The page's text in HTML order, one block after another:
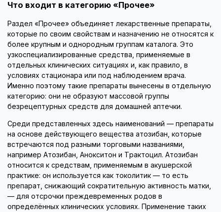
Что входит в категорию «Прочее»
Раздел «Прочее» объединяет лекарственные препараты,
которые по своим свойствам и назначению не относятся к
более крупным и однородным группам каталога. Это
узкоспециализированные средства, применяемые в
отдельных клинических ситуациях и, как правило, в
условиях стационара или под наблюдением врача.
Именно поэтому такие препараты вынесены в отдельную
категорию: они не образуют массовой группы
безрецептурных средств для домашней аптечки.
Среди представленных здесь наименований — препараты
на основе действующего вещества атозибан, которые
встречаются под разными торговыми названиями,
например Атозибан, Анокситон и Трактоцил. Атозибан
относится к средствам, применяемым в акушерской
практике: он используется как токолитик — то есть
препарат, снижающий сократительную активность матки,
— для отсрочки преждевременных родов в
определённых клинических условиях. Применение таких